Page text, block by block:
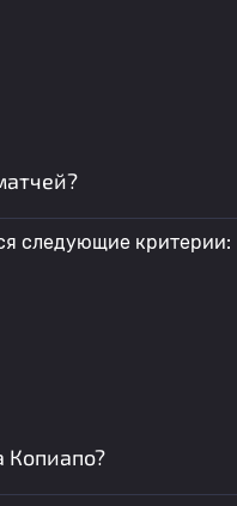
следующие критерии:
Копиапо?